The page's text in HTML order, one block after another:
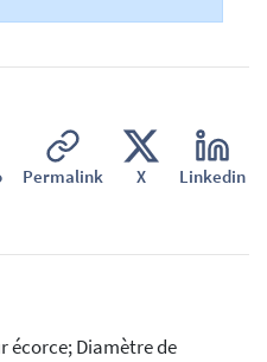
Permalink X Linkedin
écorce; Diamètre de